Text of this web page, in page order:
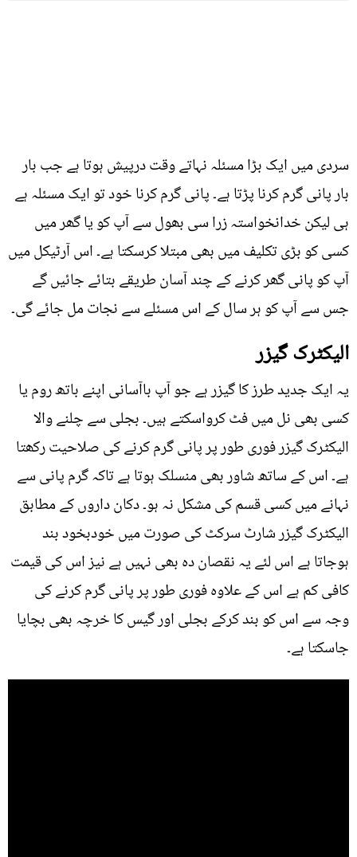
سردی میں ایک بڑا مسئلہ نہاتے وقت درپیش ہوتا ہے جب بار
بار پانی گرم کرنا پڑتا ہے۔ پانی گرم کرنا خود تو ایک مسئلہ ہے
ہی لیکن خدانخواستہ زرا سی بھول سے آپ کو یا گھر میں
کسی کو بڑی تکلیف میں بھی مبتلا کرسکتا ہے۔ اس آرٹیکل میں
آپ کو پانی گھر کرنے کے چند آسان طریقے بتائے جائیں گے
جس سے آپ کو ہر سال کے اس مسئلے سے نجات مل جائے گی۔
الیکٹرک گیزر
یہ ایک جدید طرز کا گیزر ہے جو آپ باآسانی اپنے باتھ روم یا
کسی بھی نل میں فٹ کرواسکتے ہیں۔ بجلی سے چلنے والا
الیکٹرک گیزر فوری طور پر پانی گرم کرنے کی صلاحیت رکھتا
ہے۔ اس کے ساتھ شاور بھی منسلک ہوتا ہے تاکہ گرم پانی سے
نہانے میں کسی قسم کی مشکل نہ ہو۔ دکان داروں کے مطابق
الیکٹرک گیزر شارٹ سرکٹ کی صورت میں خودبخود بند
ہوجاتا ہے اس لئے یہ نقصان دہ بھی نہیں ہے نیز اس کی قیمت
کافی کم ہے اس کے علاوہ فوری طور پر پانی گرم کرنے کی
وجہ سے اس کو بند کرکے بجلی اور گیس کا خرچہ بھی بچایا
جاسکتا ہے۔